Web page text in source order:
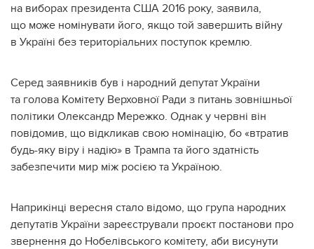
на виборах президента США 2016 року, заявила,
що може номінувати його, якщо той завершить війну
в Україні без територіальних поступок кремлю.
Серед заявників був і народний депутат України
та голова Комітету Верховної Ради з питань зовнішньої
політики Олександр Мережко. Однак у червні він
повідомив, що відкликав свою номінацію, бо «втратив
будь-яку віру і надію» в Трампа та його здатність
забезпечити мир між росією та Україною.
Наприкінці вересня стало відомо, що група народних
депутатів України зареєстрували проєкт постанови про
звернення до Нобелівського комітету, аби висунути